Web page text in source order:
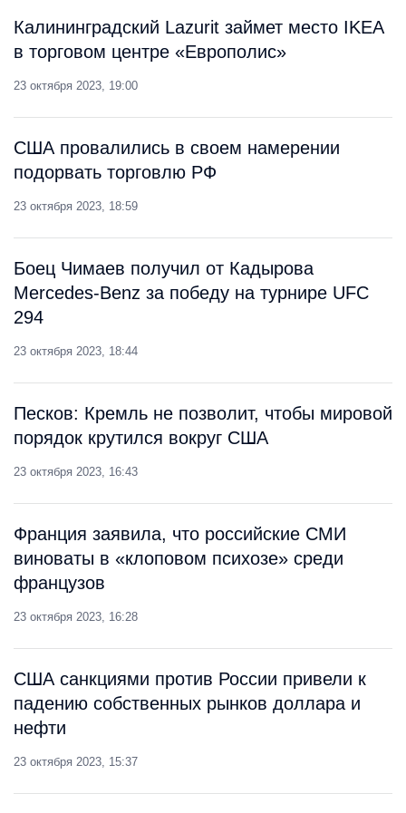
Калининградский Lazurit займет место IKEA
в торговом центре «Европолис»
23 октября 2023, 19:00
США провалились в своем намерении
подорвать торговлю РФ
23 октября 2023, 18:59
Боец Чимаев получил от Кадырова
Mercedes-Benz за победу на турнире UFC
294
23 октября 2023, 18:44
Песков: Кремль не позволит, чтобы мировой
порядок крутился вокруг США
23 октября 2023, 16:43
Франция заявила, что российские СМИ
виноваты в «клоповом психозе» среди
французов
23 октября 2023, 16:28
США санкциями против России привели к
падению собственных рынков доллара и
нефти
23 октября 2023, 15:37